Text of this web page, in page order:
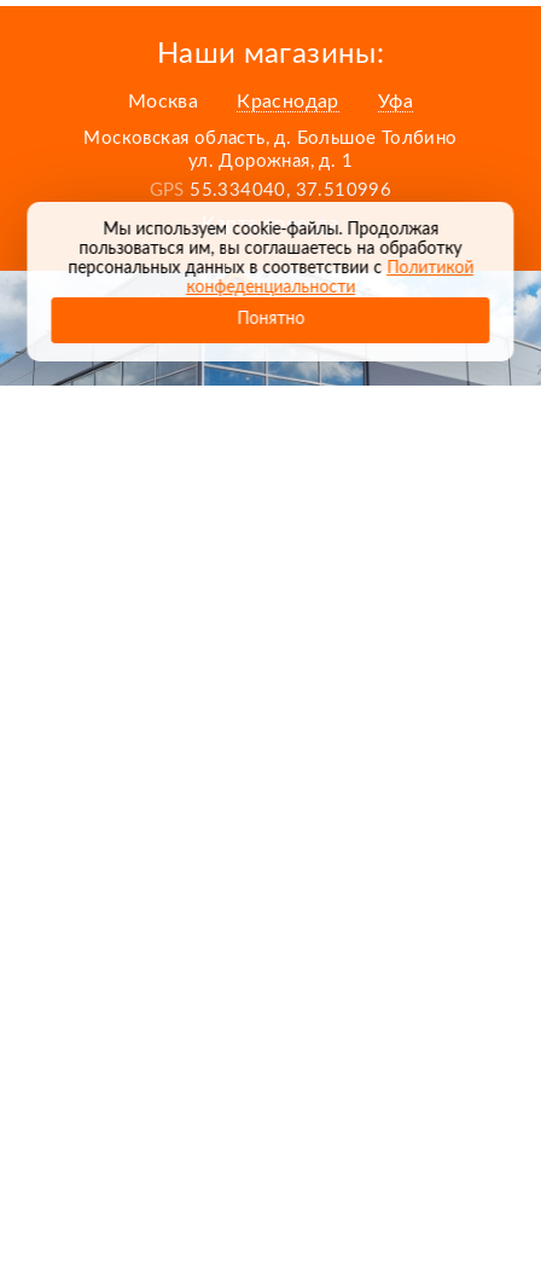
Наши магазины:
Москва Краснодар Уфа
Московская область, д. Большое Толбино
ул. Дорожная, д. 1
GPS 55.334040, 37.510996
Карта проезда
Мы используем cookie-файлы. Продолжая
пользоваться им, вы соглашаетесь на обработку
персональных данных в соответствии сПолитикой
конфеденциальности
Понятно